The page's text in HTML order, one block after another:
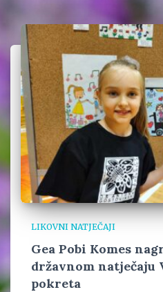
LIKOVNI NATJEČAJI
Gea Pobi Komes
državnom natječaju
pokreta